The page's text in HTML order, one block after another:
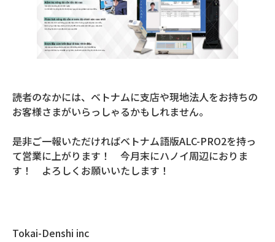
読者のなかには、ベトナムに支店や現地法人をお持ちの
お客様さまがいらっしゃるかもしれません。
是非ご一報いただければベトナム語版ALC-PRO2を持っ
て営業に上がります！ 今月末にハノイ周辺におりま
す！ よろしくお願いいたします！
Tokai-Denshi inc